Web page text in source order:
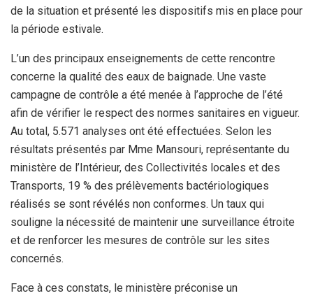
de la situation et présenté les dispositifs mis en place pour
la période estivale.
L’un des principaux enseignements de cette rencontre
concerne la qualité des eaux de baignade. Une vaste
campagne de contrôle a été menée à l’approche de l’été
afin de vérifier le respect des normes sanitaires en vigueur.
Au total, 5.571 analyses ont été effectuées. Selon les
résultats présentés par Mme Mansouri, représentante du
ministère de l’Intérieur, des Collectivités locales et des
Transports, 19 % des prélèvements bactériologiques
réalisés se sont révélés non conformes. Un taux qui
souligne la nécessité de maintenir une surveillance étroite
et de renforcer les mesures de contrôle sur les sites
concernés.
Face à ces constats, le ministère préconise un